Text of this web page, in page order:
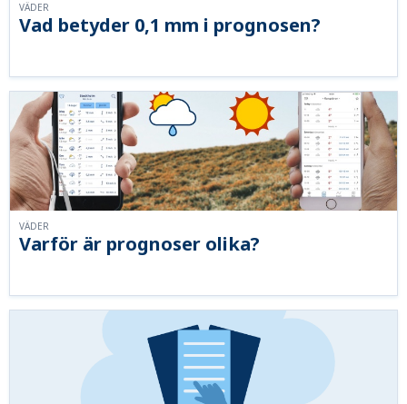
Vad betyder 0,1 mm i prognosen?
VÄDER
Varför är prognoser olika?
VÄDER